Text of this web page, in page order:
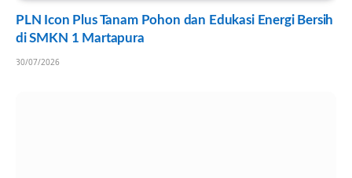
PLN Icon Plus Tanam Pohon dan Edukasi Energi Bersih
di SMKN 1 Martapura
30/07/2026